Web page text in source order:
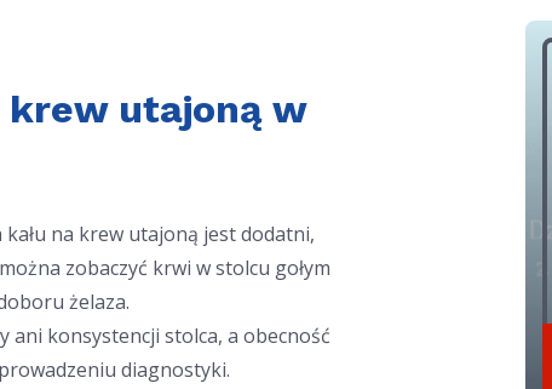
krew utajoną w
na krew utajoną jest dodatni,
zobaczyć krwi w stolcu gołym
żelaza.
ani konsystencji stolca, a obecność
diagnostyki.